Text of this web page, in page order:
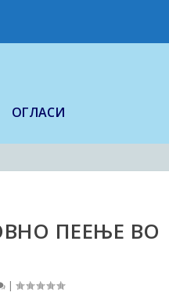
ОГЛАСИ
ПЕЕЊЕ ВО
|